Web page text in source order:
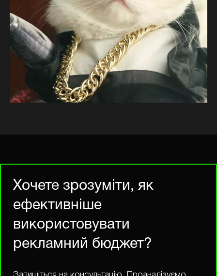
Хочете зрозуміти, як
ефективніше
використовувати
рекламний бюджет?